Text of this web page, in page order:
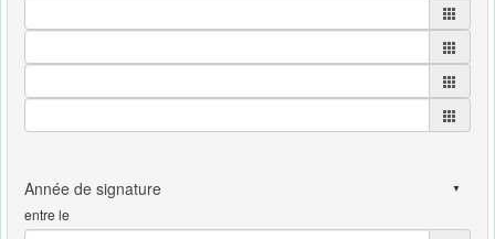
entre le